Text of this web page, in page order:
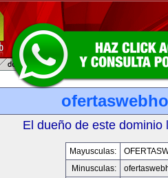
El dueño de este dominio
Mayusculas:
Minusculas: